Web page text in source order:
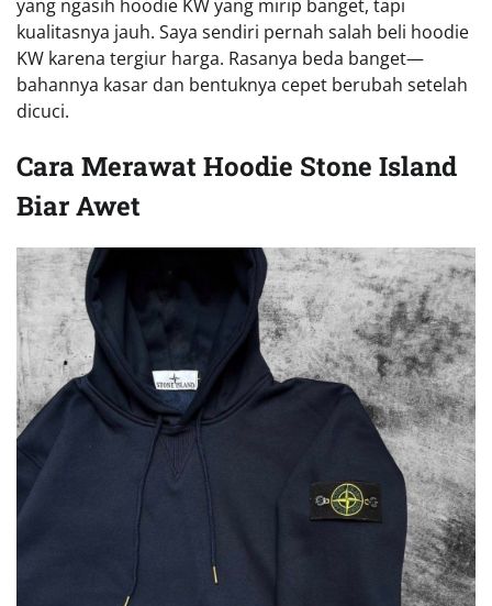
yang ngasih hoodie KW yang mirip banget, tapi
kualitasnya jauh. Saya sendiri pernah salah beli hoodie
KW karena tergiur harga. Rasanya beda banget—
bahannya kasar dan bentuknya cepet berubah setelah
dicuci.
Cara Merawat Hoodie Stone Island
Biar Awet